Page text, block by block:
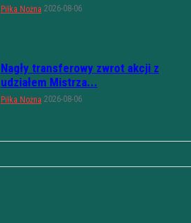
Piłka Nożna 2026-08-06
Nagły transferowy zwrot akcji z
udziałem Mistrza...
Piłka Nożna 2026-08-06